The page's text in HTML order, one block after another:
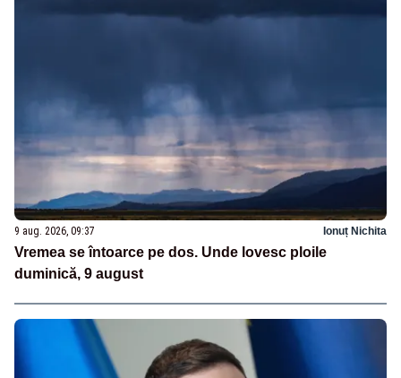
9 aug. 2026, 09:37 Ionuț Nichita
Vremea se întoarce pe dos. Unde lovesc ploile
duminică, 9 august